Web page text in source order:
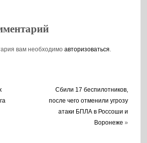
вам необходимоавторизоваться.
Сбили 17 беспилотников,
после чего отменили угрозу
атаки БПЛА в Россоши и
Воронеже »